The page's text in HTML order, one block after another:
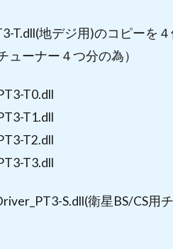
T.dll(地デジ用)のコピーを
ューナー４つ分の為）
T0.dll
T1.dll
T2.dll
T3.dll
S.dll(衛星BS/CS